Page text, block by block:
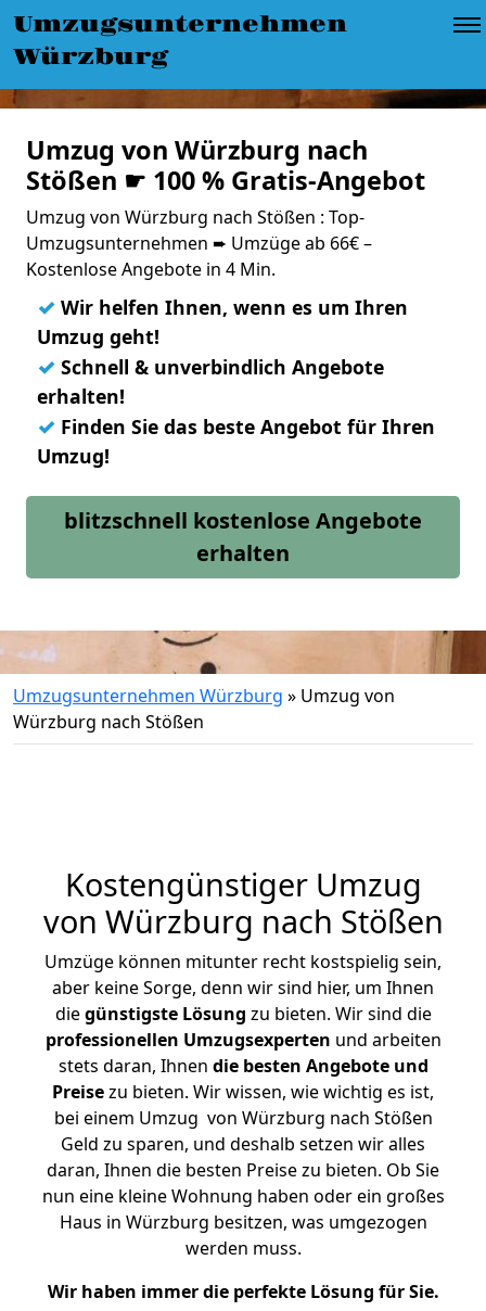
Umzugsunternehmen
Würzburg
Umzug von Würzburg nach
Stößen ☛ 100 % Gratis-Angebot
Umzug von Würzburg nach Stößen : Top-
Umzugsunternehmen ➨ Umzüge ab 66€ –
Kostenlose Angebote in 4 Min.
✓ Wir helfen Ihnen, wenn es um Ihren
Umzug geht!
✓ Schnell & unverbindlich Angebote
erhalten!
✓ Finden Sie das beste Angebot für Ihren
Umzug!
blitzschnell kostenlose Angebote
erhalten
Umzugsunternehmen Würzburg » Umzug von
Würzburg nach Stößen
Kostengünstiger Umzug
von Würzburg nach Stößen
Umzüge können mitunter recht kostspielig sein,
aber keine Sorge, denn wir sind hier, um Ihnen
diegünstigste Lösung zu bieten. Wir sind die
professionellen Umzugsexperten und arbeiten
stets daran, Ihnen die besten Angebote und
Preisezu bieten. Wir wissen, wie wichtig es ist,
bei einem Umzug von Würzburg nach Stößen
Geld zu sparen, und deshalb setzen wir alles
daran, Ihnen die besten Preise zu bieten. Ob Sie
nun eine kleine Wohnung haben oder ein großes
Haus in Würzburg besitzen, was umgezogen
werden muss.
Wir haben immer die perfekte Lösung für Sie.